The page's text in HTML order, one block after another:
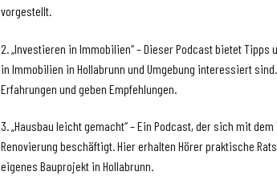
vorgestellt.
2. „Investieren in Immobilien“ – Dieser Podcast bietet Tipps
in Immobilien in Hollabrunn und Umgebung interessiert
Erfahrungen und geben Empfehlungen.
3. „Hausbau leicht gemacht“ – Ein Podcast, der sich mit dem
Renovierung beschäftigt. Hier erhalten Hörer praktische
eigenes Bauprojekt in Hollabrunn.